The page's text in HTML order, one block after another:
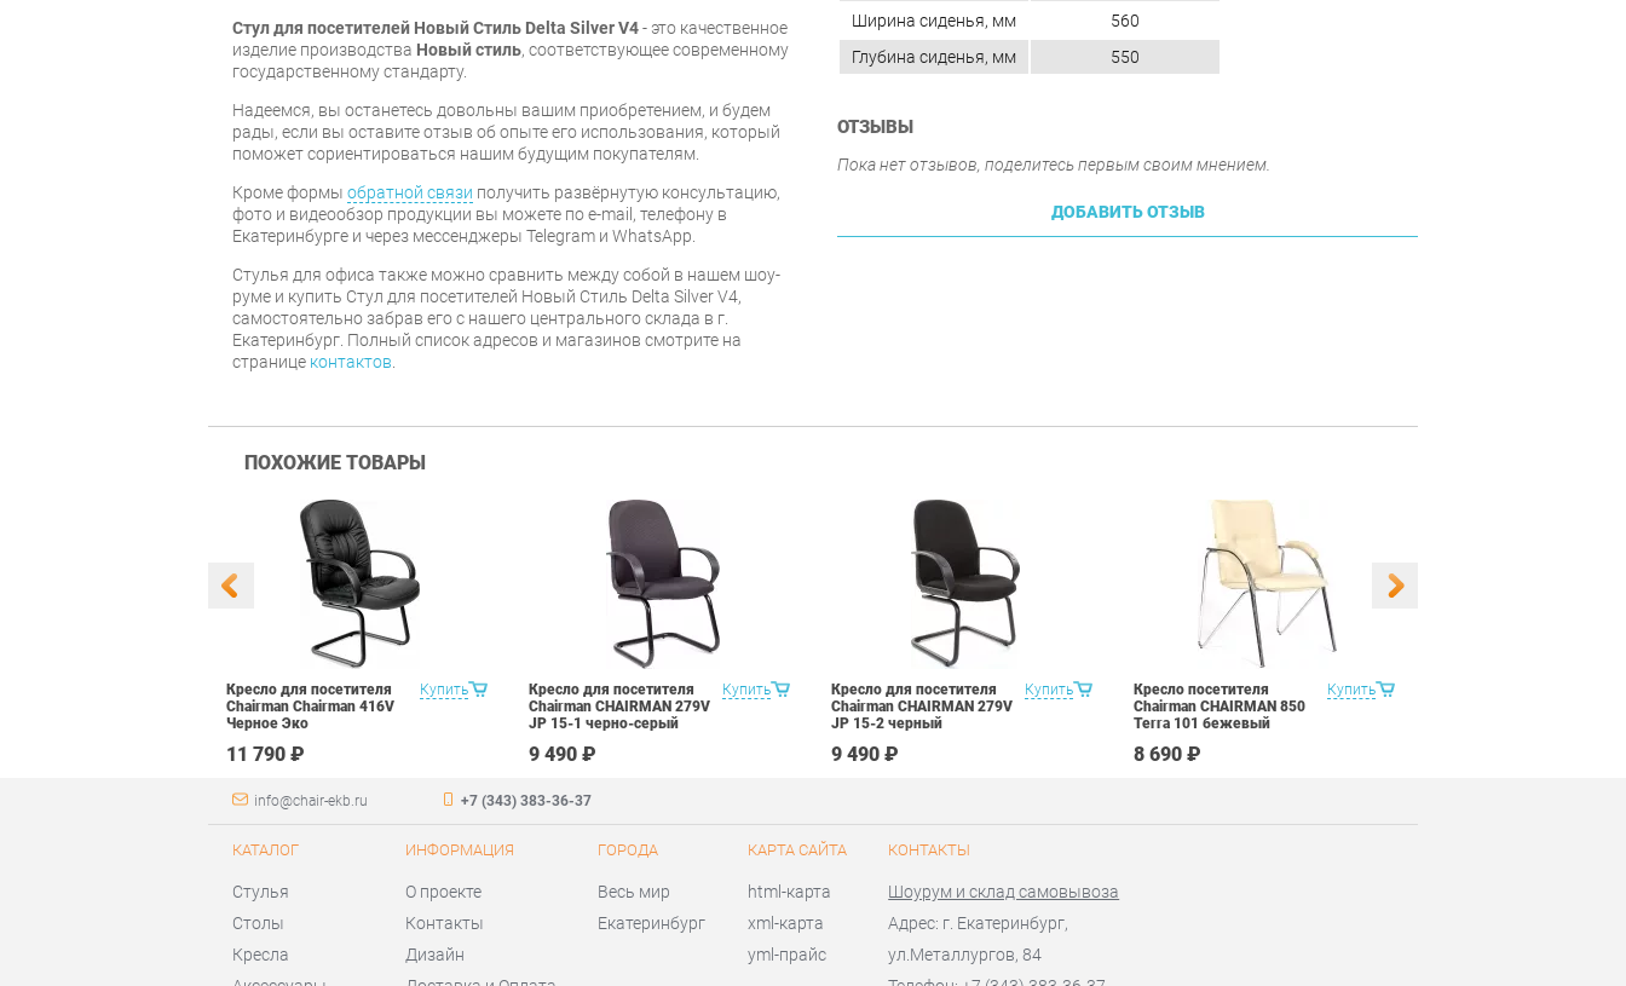
Стул для посетителей Новый Стиль Delta Silver V4- это качественное
изделие производства Новый стиль, соответствующее современному
государственному стандарту.
Надеемся, вы останетесь довольны вашим приобретением, и будем
рады, если вы оставите отзыв об опыте его использования, который
поможет сориентироваться нашим будущим покупателям.
Кроме формы обратной связи получить развёрнутую консультацию,
фото и видеообзор продукции вы можете по e-mail, телефону в
Екатеринбурге и через мессенджеры Telegram и WhatsApp.
Стулья для офиса также можно сравнить между собой в нашем шоу-
руме и купить Стул для посетителей Новый Стиль Delta Silver V4,
самостоятельно забрав его с нашего центрального склада в г.
Екатеринбург. Полный список адресов и магазинов смотрите на
странице контактов
Ширина сиденья, мм
560
Глубина сиденья, мм
550
ОТЗЫВЫ
Пока нет отзывов, поделитесь первым своим мнением.
ДОБАВИТЬ ОТЗЫВ
ПОХОЖИЕ ТОВАРЫ
Купить
Кресло для посетителя
Chairman Chairman 416V
Черное Эко
11 790 ₽
Купить
Кресло для посетителя
Chairman CHAIRMAN 279V
JP 15-1 черно-серый
9 490 ₽
Купить
Кресло для посетителя
Chairman CHAIRMAN 279V
JP 15-2 черный
9 490 ₽
Купить
Кресло посетителя
Chairman CHAIRMAN 850
Terra 101 бежевый
8 690 ₽
info@chair-ekb.ru +7 (343) 383-36-37
КАТАЛОГ
Стулья
Столы
Кресла
ИНФОРМАЦИЯ
О проекте
Контакты
Дизайн
ГОРОДА
Весь мир
Екатеринбург
КАРТА САЙТА
html-карта
xml-карта
yml-прайс
КОНТАКТЫ
Шоурум и склад самовывоза
Адрес: г. Екатеринбург,
ул.Металлургов, 84